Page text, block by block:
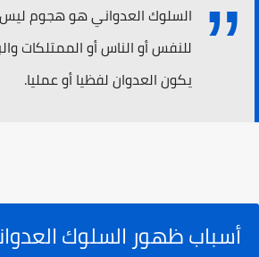
السلوك العدواني هو هجوم ليس
للنفس أو الناس أو الممتلكات
يكون العدوان لفظيا أو عمليا.
أسباب ظهور السلوك